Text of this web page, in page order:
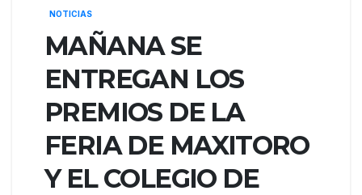
NOTICIAS
MAÑANA SE
ENTREGAN LOS
PREMIOS DE LA
FERIA DE MAXITORO
Y EL COLEGIO DE